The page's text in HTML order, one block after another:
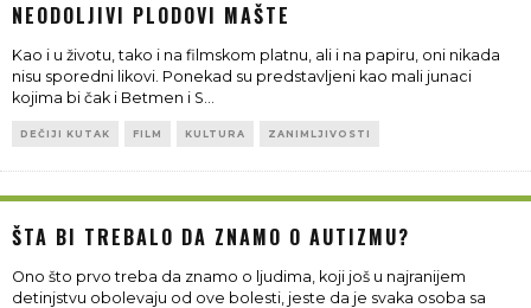
NEODOLJIVI PLODOVI MAŠTE
Kao i u životu, tako i na filmskom platnu, ali i na papiru, oni nikada
nisu sporedni likovi. Ponekad su predstavljeni kao mali junaci
kojima bi čak i Betmen i S...
DEČIJI KUTAK FILM KULTURA ZANIMLJIVOSTI
ŠTA BI TREBALO DA ZNAMO O AUTIZMU?
Ono što prvo treba da znamo o ljudima, koji još u najranijem
detinjstvu obolevaju od ove bolesti, jeste da je svaka osoba sa